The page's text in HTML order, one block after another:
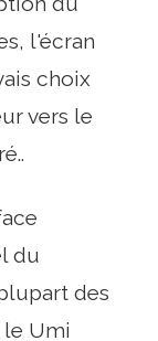
l'écran
choix
vers le
du
des
Umi